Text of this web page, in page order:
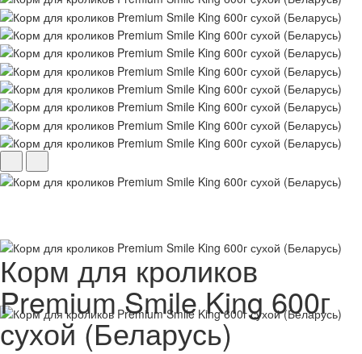
Корм для кроликов
Premium Smile King 600г
сухой (Беларусь)